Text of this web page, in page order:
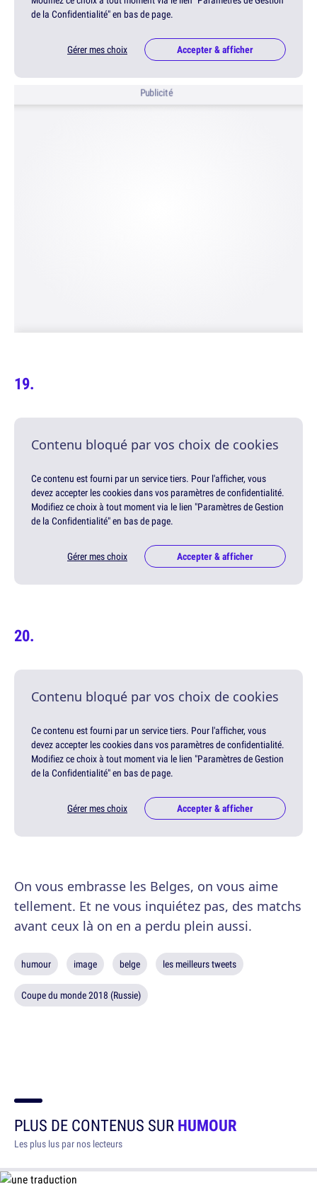
de la Confidentialité" en bas de page.
Gérer mes choix Accepter & afficher
Publicité
Contenu bloqué par vos choix de cookies
Ce contenu est fourni par un service tiers. Pour l'afficher, vous
devez accepter les cookies dans vos paramètres de confidentialité.
Modifiez ce choix à tout moment via le lien "Paramètres de Gestion
de la Confidentialité" en bas de page.
Gérer mes choix Accepter & afficher
Contenu bloqué par vos choix de cookies
Ce contenu est fourni par un service tiers. Pour l'afficher, vous
devez accepter les cookies dans vos paramètres de confidentialité.
Modifiez ce choix à tout moment via le lien "Paramètres de Gestion
de la Confidentialité" en bas de page.
Gérer mes choix Accepter & afficher
On vous embrasse les Belges, on vous aime
tellement. Et ne vous inquiétez pas, des matchs
avant ceux là on en a perdu plein aussi.
humour image belge les meilleurs tweets
Coupe du monde 2018 (Russie)
PLUS DE CONTENUS SURHUMOUR
Les plus lus par nos lecteurs